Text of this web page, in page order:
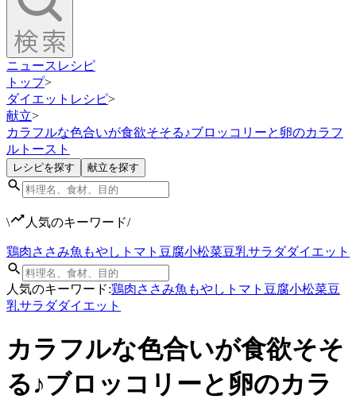
ニュース レシピ
トップ>
ダイエットレシピ>
献立>
カラフルな色合いが食欲そそる♪ブロッコリーと卵のカラフ
ルトースト
レシピを探す 献立を探す
\ 人気のキーワード/
鶏肉ささみ魚 もやし トマト 豆腐小松菜豆乳サラダダイエット
人気のキーワード:鶏肉ささみ魚 もやし トマト 豆腐小松菜豆
乳サラダダイエット
カラフルな色合いが食欲そそ
る♪ブロッコリーと卵のカラ